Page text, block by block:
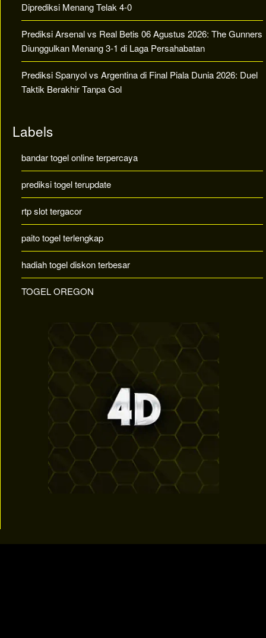
Diprediksi Menang Telak 4-0
Prediksi Arsenal vs Real Betis 06 Agustus 2026: The Gunners
Diunggulkan Menang 3-1 di Laga Persahabatan
Prediksi Spanyol vs Argentina di Final Piala Dunia 2026: Duel
Taktik Berakhir Tanpa Gol
Labels
bandar togel online terpercaya
prediksi togel terupdate
rtp slot tergacor
paito togel terlengkap
hadiah togel diskon terbesar
TOGEL OREGON